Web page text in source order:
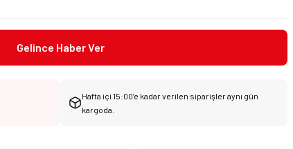
Gelince Haber Ver
Hafta içi 15:00’e kadar verilen siparişler aynı gün
kargoda.